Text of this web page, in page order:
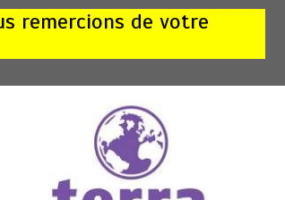
remercions de votre